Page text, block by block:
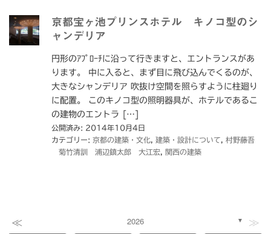
京都宝ヶ池プリンスホテル キノコ型のシ
ャンデリア
円形のｱﾌﾟﾛｰﾁに沿って行きますと、エントランスがあ
ります。 中に入ると、まず目に飛び込んでくるのが、
大きなシャンデリア 吹抜け空間を照らすように柱廻り
に配置。 このキノコ型の照明器具が、ホテルであるこ
の建物のエントラ […]
公開済み: 2014年10月4日
カテゴリー: 京都の建築・文化 建築・設計について
村野藤吾
菊竹清訓 浦辺鎮太郎 大江宏
関西の建築
≪ 2026 ▼ ≫